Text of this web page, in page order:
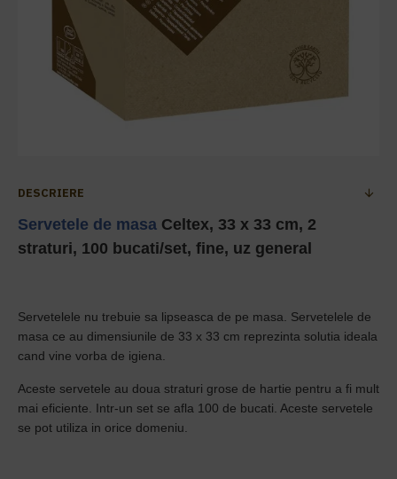
DESCRIERE
Servetele de masa Celtex, 33 x 33 cm, 2
straturi, 100 bucati/set, fine, uz general
Servetelele nu trebuie sa lipseasca de pe masa. Servetelele de
masa ce au dimensiunile de 33 x 33 cm reprezinta solutia ideala
cand vine vorba de igiena.
Aceste servetele au doua straturi grose de hartie pentru a fi mult
mai eficiente. Intr-un set se afla 100 de bucati. Aceste servetele
se pot utiliza in orice domeniu.